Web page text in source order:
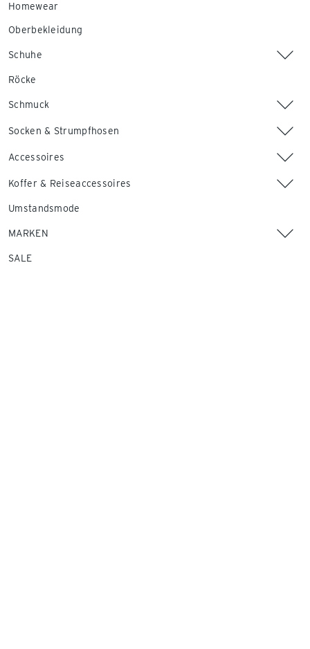
Homewear
Oberbekleidung
Schuhe
Röcke
Schmuck
Socken & Strumpfhosen
Accessoires
Koffer & Reiseaccessoires
Umstandsmode
MARKEN
SALE